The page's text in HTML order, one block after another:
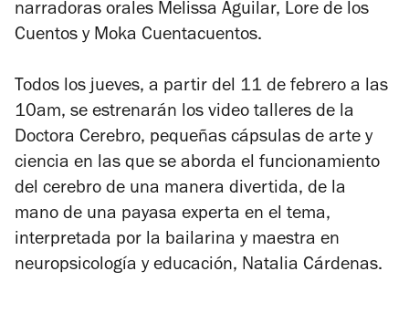
narradoras orales Melissa Aguilar, Lore de los
Cuentos y Moka Cuentacuentos.
Todos los jueves, a partir del 11 de febrero a las
10am, se estrenarán los video talleres de la
Doctora Cerebro, pequeñas cápsulas de arte y
ciencia en las que se aborda el funcionamiento
del cerebro de una manera divertida, de la
mano de una payasa experta en el tema,
interpretada por la bailarina y maestra en
neuropsicología y educación, Natalia Cárdenas.